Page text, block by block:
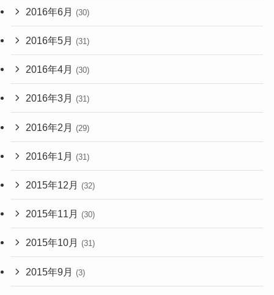
2016年6月 (30)
2016年5月 (31)
2016年4月 (30)
2016年3月 (31)
2016年2月 (29)
2016年1月 (31)
2015年12月 (32)
2015年11月 (30)
2015年10月 (31)
2015年9月 (3)